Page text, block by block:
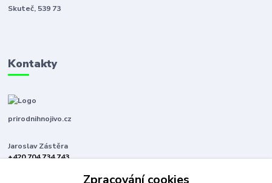
Skuteč, 539 73
Kontakty
prirodnihnojivo.cz
Jaroslav Zástěra
+420 704 734 743
Zpracování cookies